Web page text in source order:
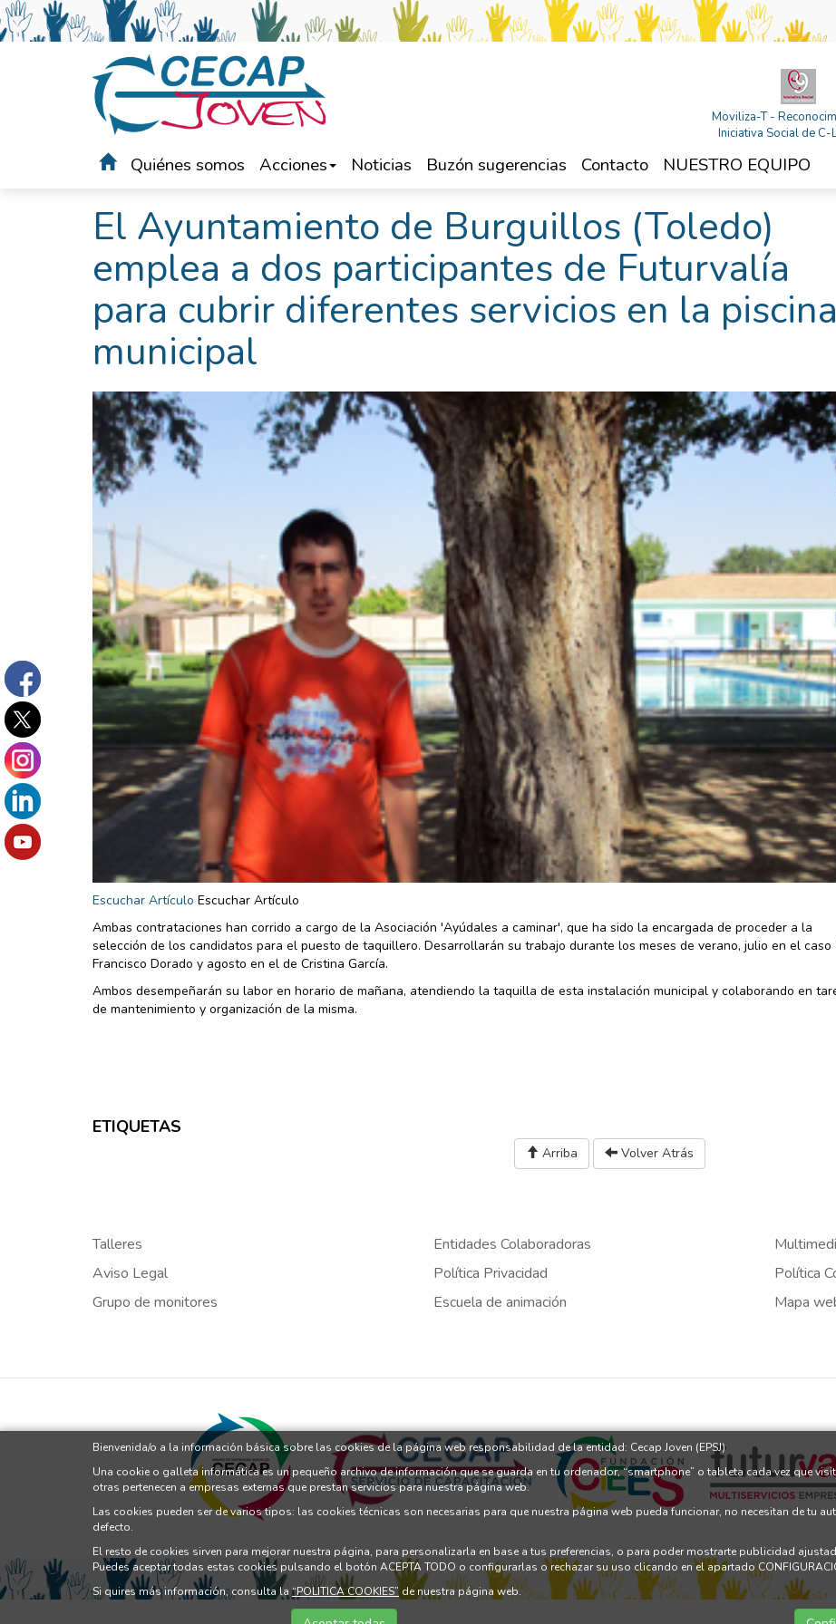
Moviliza-T -
Iniciativa Social de C-
Quiénes somos Acciones Noticias Buzón sugerencias Contacto NUESTRO EQUIPO
El Ayuntamiento de Burguillos (Toledo)
emplea a dos participantes de Futurvalía
para cubrir diferentes servicios en la piscina
municipal
Escuchar Artículo Escuchar Artículo
Ambas contrataciones han corrido a cargo de la Asociación 'Ayúdales a caminar', que ha sido la encargada de proceder a la
selección de los candidatos para el puesto de taquillero. Desarrollarán su trabajo durante los meses de verano, julio en el caso
Francisco Dorado y agosto en el de Cristina García.
Ambos desempeñarán su labor en horario de mañana, atendiendo la taquilla de esta instalación municipal y colaborando en
de mantenimiento y organización de la misma.
ETIQUETAS
Arriba Volver Atrás
Talleres Entidades Colaboradoras
Aviso Legal
Política Privacidad
Política
Grupo de monitores
Escuela de animación Mapa
Bienvenida/o a la información básica sobre las cookies de la página web responsabilidad de la entidad: Cecap Joven (EPSJ)
Una cookie o galleta informática es un pequeño archivo de información que se guarda en tu ordenador, “smartphone” o tableta cada vez que
otras pertenecen a empresas externas que prestan servicios para nuestra página web.
Las cookies pueden ser de varios tipos: las cookies técnicas son necesarias para que nuestra página web pueda funcionar, no necesitan de tu
defecto.
El resto de cookies sirven para mejorar nuestra página, para personalizarla en base a tus preferencias, o para poder mostrarte publicidad
Puedes aceptar todas estas cookies pulsando el botón ACEPTA TODO o configurarlas o rechazar su uso clicando en el apartado
Si quires más información, consulta la “POLITICA COOKIES” de nuestra página web.